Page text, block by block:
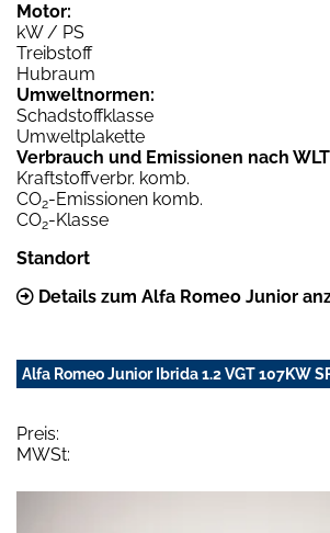
Motor:
kW / PS
Treibstoff
Hubraum
Umweltnormen:
Schadstoffklasse
Umweltplakette
Verbrauch und Emissionen nach
Kraftstoffverbr. komb.
CO2-Emissionen komb.
CO2-Klasse
Standort
Details zum Alfa Romeo Junior
Alfa Romeo Junior Ibrida 1.2 VGT 107KW
Preis:
MWSt: